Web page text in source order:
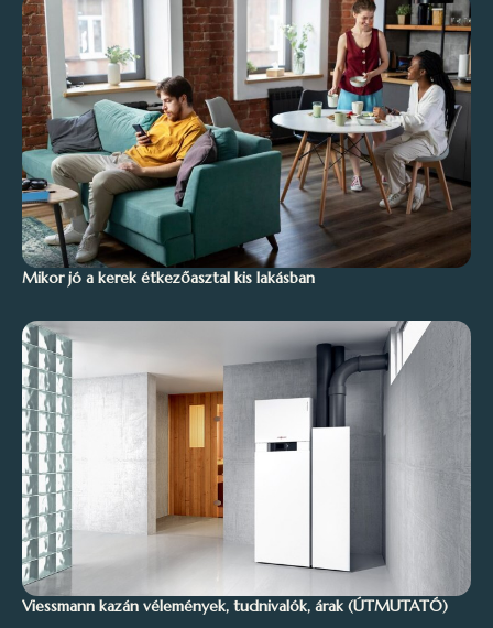
Mikor jó a kerek étkezőasztal kis lakásban
Viessmann kazán vélemények, tudnivalók, árak (ÚTMUTATÓ)